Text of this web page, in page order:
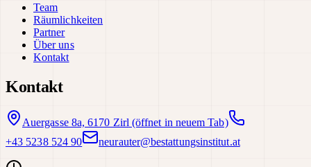
Team
Räumlichkeiten
Partner
Über uns
Kontakt
Kontakt
Auergasse 8a, 6170 Zirl(öffnet in neuem Tab)
+43 5238 524 90
neurauter@bestattungsinstitut.at